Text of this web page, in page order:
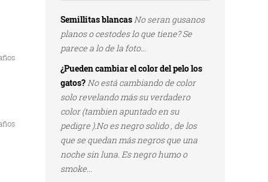
Semillitas blancasNo seran gusanos
planos o cestodes lo que tiene? Se
parece a lo de la foto...
¿Pueden cambiar el color del pelo los
gatos?No está cambiando de color
solo revelando más su verdadero
color (tambien apuntado en su
pedigre ).No es negro solido , de los
que se quedan más negros que una
noche sin luna. Es negro humo o
smoke...